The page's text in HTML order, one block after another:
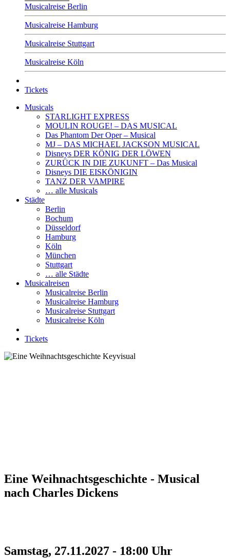
Musicalreise Berlin
Musicalreise Hamburg
Musicalreise Stuttgart
Musicalreise Köln
Tickets
Musicals
STARLIGHT EXPRESS
MOULIN ROUGE! – DAS MUSICAL
Das Phantom Der Oper – Musical
MJ – DAS MICHAEL JACKSON MUSICAL
Disneys DER KÖNIG DER LÖWEN
ZURÜCK IN DIE ZUKUNFT – Das Musical
Disneys DIE EISKÖNIGIN
TANZ DER VAMPIRE
… alle Musicals
Städte
Berlin
Bochum
Düsseldorf
Hamburg
Köln
München
Stuttgart
… alle Städte
Musicalreisen
Musicalreise Berlin
Musicalreise Hamburg
Musicalreise Stuttgart
Musicalreise Köln
Tickets
Eine Weihnachtsgeschichte - Musical
nach Charles Dickens
Samstag, 27.11.2027 - 18:00 Uhr